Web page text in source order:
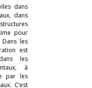
dans
dans
pour
les
est
les
à
par les
C’est